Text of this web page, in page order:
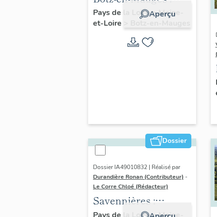
Aperçu
présentation de la
commune
Pays de la Loire>Maine-
et-Loire
Dossier
Dossier IA49010832 | Réalisé par
Durandière Ronan (Contributeur) -
Le Corre Chloé (Rédacteur)
Savennières :
présentation de la
Pays de la Loire>Maine-